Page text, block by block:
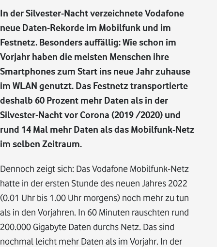
In der Silvester-Nacht verzeichnete Vodafone
neue Daten-Rekorde im Mobilfunk und im
Festnetz. Besonders auffällig: Wie schon im
Vorjahr haben die meisten Menschen ihre
Smartphones zum Start ins neue Jahr zuhause
im WLAN genutzt. Das Festnetz transportierte
deshalb 60 Prozent mehr Daten als in der
Silvester-Nacht vor Corona (2019 /2020) und
rund 14 Mal mehr Daten als das Mobilfunk-Netz
im selben Zeitraum.
Dennoch zeigt sich: Das Vodafone Mobilfunk-Netz
hatte in der ersten Stunde des neuen Jahres 2022
(0.01 Uhr bis 1.00 Uhr morgens) noch mehr zu tun
als in den Vorjahren. In 60 Minuten rauschten rund
200.000 Gigabyte Daten durchs Netz. Das sind
nochmal leicht mehr Daten als im Vorjahr. In der